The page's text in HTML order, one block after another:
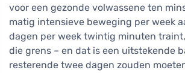
voor een gezonde volwassene ten
matig intensieve beweging per week
dagen per week twintig minuten
die grens – en dat is een uitstekende
resterende twee dagen zouden